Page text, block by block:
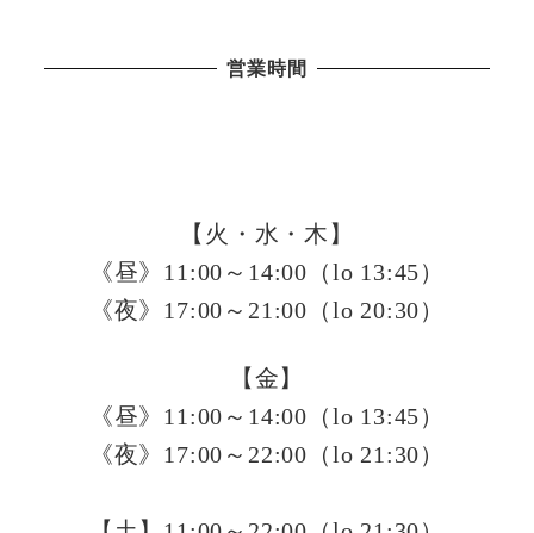
営業時間
【火・水・木】
《昼》11:00～14:00（lo 13:45）
《夜》17:00～21:00（lo 20:30）
【金】
《昼》11:00～14:00（lo 13:45）
《夜》17:00～22:00（lo 21:30）